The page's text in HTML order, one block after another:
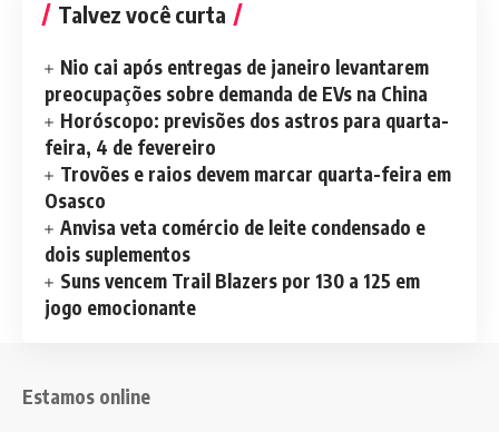
Talvez você curta
Nio cai após entregas de janeiro levantarem
preocupações sobre demanda de EVs na China
Horóscopo: previsões dos astros para quarta-
feira, 4 de fevereiro
Trovões e raios devem marcar quarta-feira em
Osasco
Anvisa veta comércio de leite condensado e
dois suplementos
Suns vencem Trail Blazers por 130 a 125 em
jogo emocionante
Estamos online